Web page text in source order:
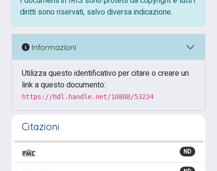
diritti sono riservati, salvo diversa indicazione.
Informazioni
Utilizza questo identificativo per citare o creare un
link a questo documento:
https://hdl.handle.net/10808/53224
Citazioni
ND